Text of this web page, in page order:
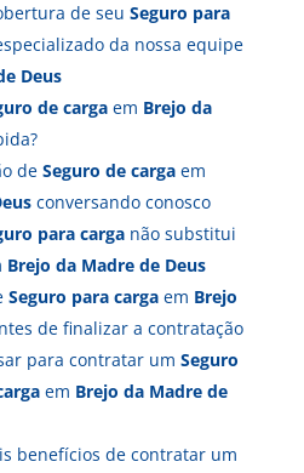
de seu Seguro para
da nossa equipe
Deus
de cargaem Brejo da
de Seguro de cargaem
conversando conosco
para carganão substitui
Brejo da Madre de Deus
Seguro para cargaem Brejo
de finalizar a contratação
para contratar um Seguro
em Brejo da Madre de
benefícios de contratar um